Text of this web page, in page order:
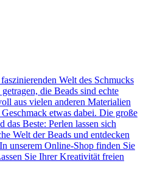
Welt des Schmucks
die Beads sind echte
aus vielen anderen Materialien
etwas dabei. Die große
Beste: Perlen lassen sich
Welt der Beads und entdecken
unserem Online-Shop finden Sie
Sie Ihrer Kreativität freien